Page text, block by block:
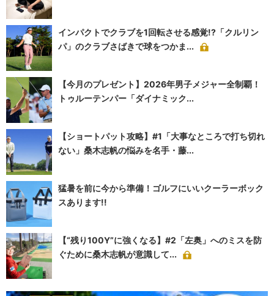
インパクトでクラブを1回転させる感覚!?「クルリン
パ」のクラブさばきで球をつかま...
【今月のプレゼント】2026年男子メジャー全制覇！
トゥルーテンパー「ダイナミック...
【ショートパット攻略】#1「大事なところで打ち切れ
ない」桑木志帆の悩みを名手・藤...
猛暑を前に今から準備！ゴルフにいいクーラーボック
スあります!!
【“残り100Y”に強くなる】#2「左奥」へのミスを防
ぐために桑木志帆が意識して...